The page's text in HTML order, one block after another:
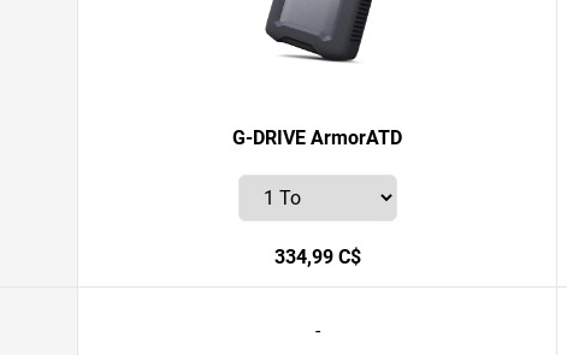
G-DRIVE ArmorATD
334,99 C$
-